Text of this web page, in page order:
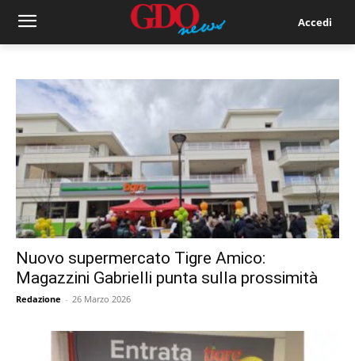
Accedi
Nuovo supermercato Tigre Amico:
Magazzini Gabrielli punta sulla prossimità
Redazione - 26 Marzo 2026